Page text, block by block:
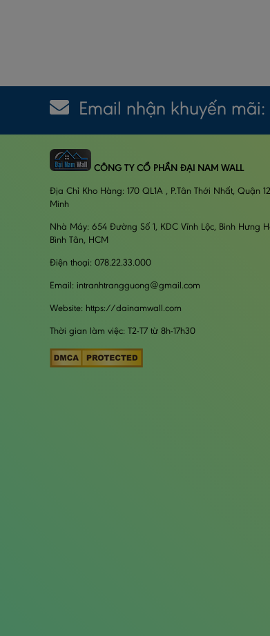
Email nhận khuyến mãi:
CÔNG TY CỔ PHẦN ĐẠI NAM WALL
Địa Chỉ Kho Hàng: 170 QL1A , P.Tân Thới Nhất, Quận
Minh
Nhà Máy: 654 Đường Số 1, KDC Vĩnh Lộc, Bình Hưng
Bình Tân, HCM
Điện thoại: 078.22.33.000
Email: intranhtrangguong@gmail.com
Website: https://dainamwall.com
Thời gian làm việc: T2-T7 từ 8h-17h30